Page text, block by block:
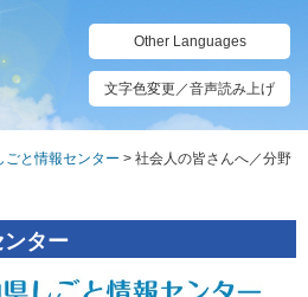
Other Languages
文字色変更／音声読み上げ
ごと情報センター > 社会人の皆さんへ／分野
ンター